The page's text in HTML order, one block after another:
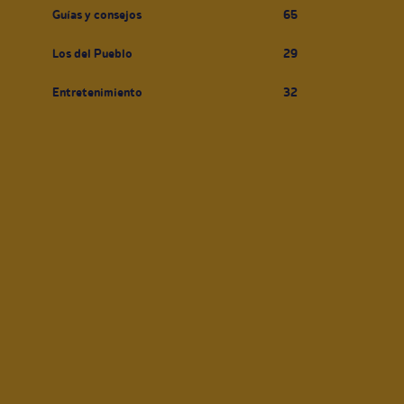
Guías y consejos 65
Los del Pueblo 29
Entretenimiento 32